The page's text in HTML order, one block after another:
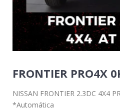
FRONTIER PRO4X
NISSAN FRONTIER 2.3DC 4X4
*Automática